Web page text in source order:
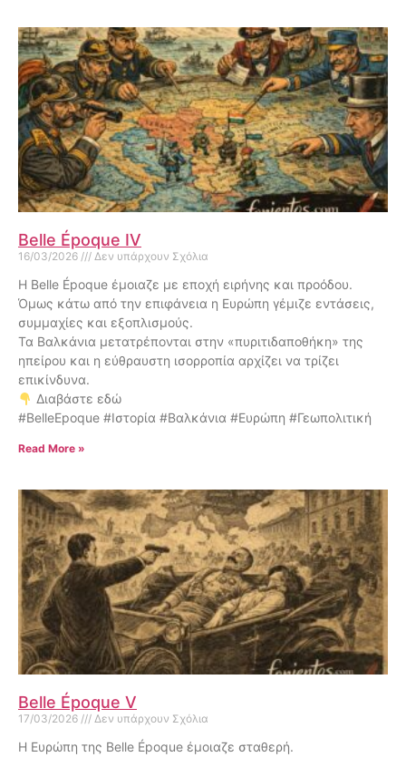
Belle Époque IV
16/03/2026 Δεν υπάρχουν Σχόλια
Η Belle Époque έμοιαζε με εποχή ειρήνης και προόδου.
Όμως κάτω από την επιφάνεια η Ευρώπη γέμιζε εντάσεις,
συμμαχίες και εξοπλισμούς.
Τα Βαλκάνια μετατρέπονται στην «πυριτιδαποθήκη» της
ηπείρου και η εύθραυστη ισορροπία αρχίζει να τρίζει
επικίνδυνα.
Διαβάστε εδώ
#BelleEpoque #Ιστορία #Βαλκάνια #Ευρώπη #Γεωπολιτική
Read More »
Belle Époque V
17/03/2026 Δεν υπάρχουν Σχόλια
Η Ευρώπη της Belle Époque έμοιαζε σταθερή.